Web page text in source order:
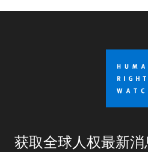
获取全球人权最新消